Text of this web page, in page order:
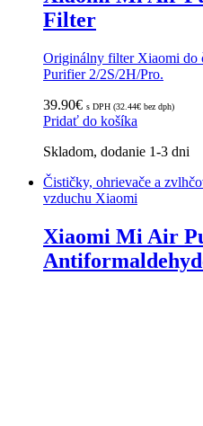
Filter
Originálny filter Xiaomi
Purifier 2/2S/2H/Pro.
39.90€ s DPH (32.44€ bez dph)
Pridať do košíka
Skladom, dodanie 1-3 dni
Čističky, ohrievače a
vzduchu Xiaomi
Xiaomi Mi Air